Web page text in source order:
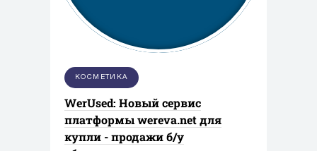
КОСМЕТИКА
WerUsed: Новый сервис
платформы wereva.net для
купли - продажи б/у